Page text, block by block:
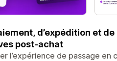
d’expédition et
post-achat
l’expérience de passage en